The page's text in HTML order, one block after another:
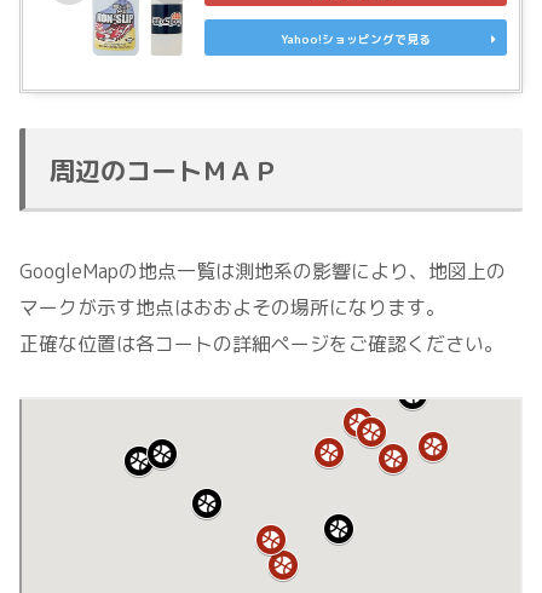
Yahoo!ショッピングで見る
周辺のコートＭＡＰ
GoogleMapの地点一覧は測地系の影響により、地図上の
マークが示す地点はおおよその場所になります。
正確な位置は各コートの詳細ページをご確認ください。